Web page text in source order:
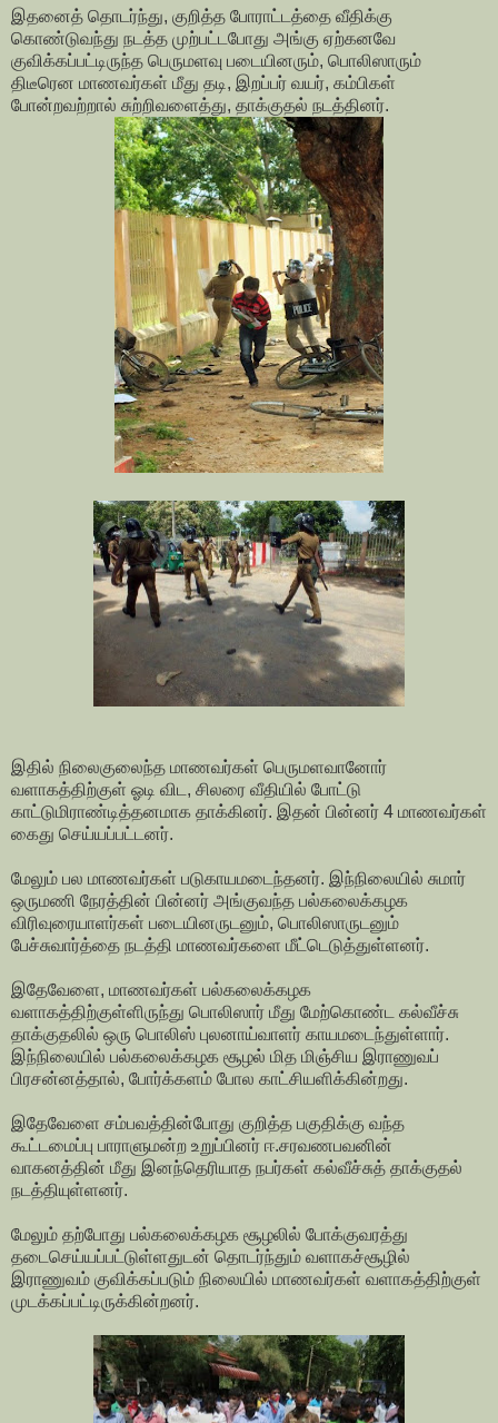
இதனைத் தொடர்ந்து, குறித்த போராட்டத்தை வீதிக்கு
கொண்டுவந்து நடத்த முற்பட்டபோது அங்கு ஏற்கனவே
குவிக்கப்பட்டிருந்த பெருமளவு படையினரும், பொலிஸாரும்
திடீரென மாணவர்கள் மீது தடி, இறப்பர் வயர், கம்பிகள்
போன்றவற்றால் சுற்றிவளைத்து, தாக்குதல் நடத்தினர்.
இதில் நிலைகுலைந்த மாணவர்கள் பெருமளவானோர்
வளாகத்திற்குள் ஓடி விட, சிலரை வீதியில் போட்டு
காட்டுமிராண்டித்தனமாக தாக்கினர். இதன் பின்னர் 4 மாணவர்கள்
கைது செய்யப்பட்டனர்.
மேலும் பல மாணவர்கள் படுகாயமடைந்தனர். இந்நிலையில் சுமார்
ஒருமணி நேரத்தின் பின்னர் அங்குவந்த பல்கலைக்கழக
விரிவுரையாளர்கள் படையினருடனும், பொலிஸாருடனும்
பேச்சுவார்த்தை நடத்தி மாணவர்களை மீட்டெடுத்துள்ளனர்.
இதேவேளை, மாணவர்கள் பல்கலைக்கழக
வளாகத்திற்குள்ளிருந்து பொலிஸார் மீது மேற்கொண்ட கல்வீச்சு
தாக்குதலில் ஒரு பொலிஸ் புலனாய்வாளர் காயமடைந்துள்ளார்.
இந்நிலையில் பல்கலைக்கழக சூழல் மித மிஞ்சிய இராணுவப்
பிரசன்னத்தால், போர்க்களம் போல காட்சியளிக்கின்றது.
இதேவேளை சம்பவத்தின்போது குறித்த பகுதிக்கு வந்த
கூட்டமைப்பு பாராளுமன்ற உறுப்பினர் ஈ.சரவணபவனின்
வாகனத்தின் மீது இனந்தெரியாத நபர்கள் கல்வீச்சுத் தாக்குதல்
நடத்தியுள்ளனர்.
மேலும் தற்போது பல்கலைக்கழக சூழலில் போக்குவரத்து
தடைசெய்யப்பட்டுள்ளதுடன் தொடர்ந்தும் வளாகச்சூழில்
இராணுவம் குவிக்கப்படும் நிலையில் மாணவர்கள் வளாகத்திற்குள்
முடக்கப்பட்டிருக்கின்றனர்.